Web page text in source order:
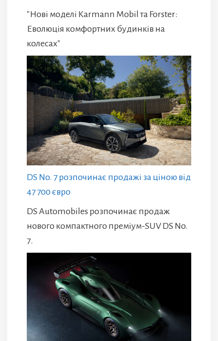
"Нові моделі Karmann Mobil та Forster:
Еволюція комфортних будинків на
колесах"
DS No. 7 розпочинає продажі за ціною від
47 700 євро
DS Automobiles розпочинає продаж
нового компактного преміум-SUV DS No.
7.